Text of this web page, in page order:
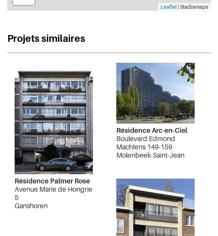
Leaflet | Stadiamaps
Projets similaires
Résidence Palmer Rose
Avenue Marie de Hongrie
5
Ganshoren
Résidence Arc-en-Ciel
Boulevard Edmond
Machtens 149-159
Molenbeek-Saint-Jean